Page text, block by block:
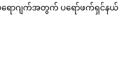
ရောဂျက်အတွက် ပရော်ဖက်ရှင်န